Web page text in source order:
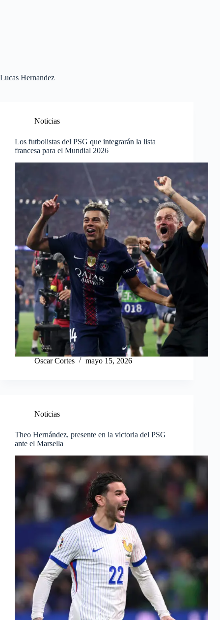
Lucas Hernandez
Noticias
Los futbolistas del PSG que integrarán la lista
francesa para el Mundial 2026
Oscar Cortes mayo 15, 2026
Noticias
Theo Hernández, presente en la victoria del PSG
ante el Marsella